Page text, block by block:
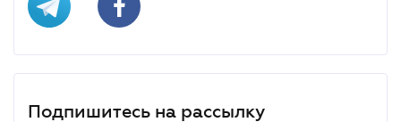
Подпишитесь на рассылку